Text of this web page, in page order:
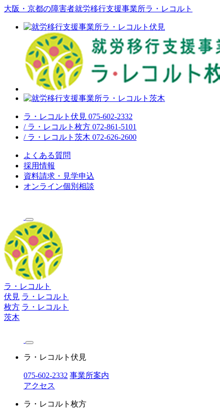
大阪・京都の障害者就労移行支援事業所ラ・レコルト
ラ・レコルト伏見 075-602-2332
/ ラ・レコルト枚方 072-861-5101
/ ラ・レコルト茨木 072-626-2600
よくある質問
採用情報
資料請求・見学申込
オンライン個別相談
ラ・レコルト
伏見 ラ・レコルト
枚方 ラ・レコルト
茨木
ラ・レコルト伏見
075-602-2332 事業所案内
アクセス
ラ・レコルト枚方